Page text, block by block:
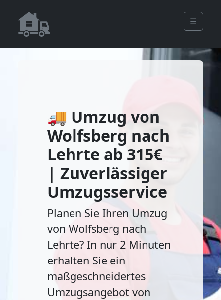
☰
🚚 Umzug von
Wolfsberg nach
Lehrte ab 315€
| Zuverlässiger
Umzugsservice
Planen Sie Ihren Umzug
von Wolfsberg nach
Lehrte? In nur 2 Minuten
erhalten Sie ein
maßgeschneidertes
Umzugsangebot von